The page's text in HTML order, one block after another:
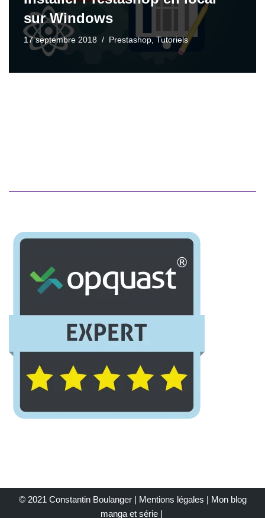
sur Windows
17 septembre 2018 Prestashop,Tutoriels
© 2021 Constantin Boulanger | Mentions légales | Mon blog
manga et série|